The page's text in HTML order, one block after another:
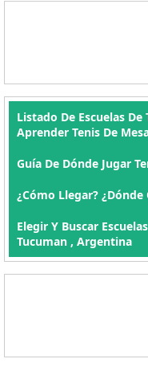
Listado De Escuelas
Aprender Tenis De
Guía De Dónde Jugar
¿Cómo Llegar? ¿Dónde
Elegir Y Buscar
Tucuman , Argentina